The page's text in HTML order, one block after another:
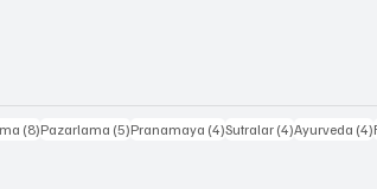
(8)8 yazı
Pazarlama (5)5 yazı
Pranamaya (4)4 yazı
Sutralar (4)4 yazı
Ayurveda (4)